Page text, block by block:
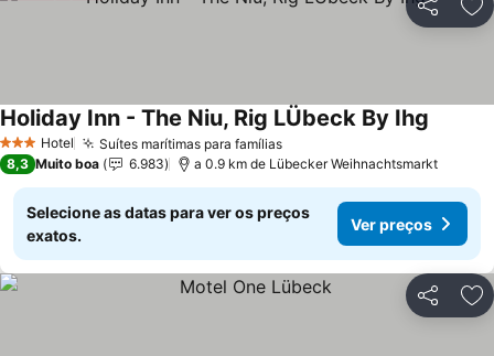
Partilhar
3 EstrelasHotel Suítes marítimas para famílias
Holiday Inn - The Niu, Rig LÜbeck By Ihg
8,3 Muito boa 6.983 a 0.9 km de Lübecker Weihnachtsmarkt
Selecione as datas para ver os preços
exatos.
Ver preços
Partilhar